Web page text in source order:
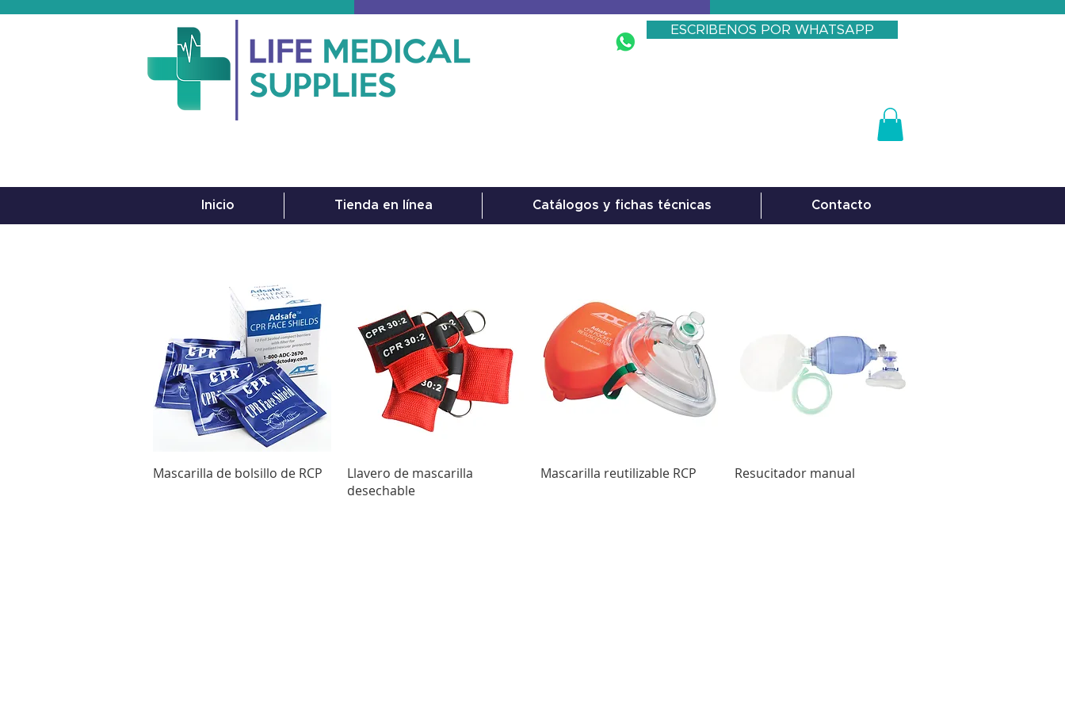
ESCRIBENOS POR WHATSAPP
Inicio Tienda en línea Catálogos y fichas técnicas Contacto
Vista rápida
Mascarilla de bolsillo de RCP Vista rápida
Llavero de mascarilla
desechable
Vista rápida
Mascarilla reutilizable RCP Vista rápida
Resucitador manual